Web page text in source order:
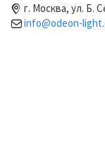
г. Москва, ул. Б.
info@odeon-